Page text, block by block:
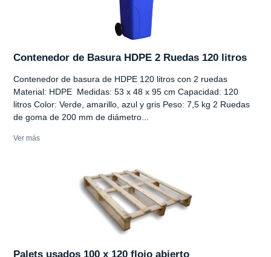
Contenedor de Basura HDPE 2 Ruedas 120 litros
Contenedor de basura de HDPE 120 litros con 2 ruedas
Material: HDPE Medidas: 53 x 48 x 95 cm Capacidad: 120
litros Color: Verde, amarillo, azul y gris Peso: 7,5 kg 2 Ruedas
de goma de 200 mm de diámetro...
Ver más
Palets usados 100 x 120 flojo abierto